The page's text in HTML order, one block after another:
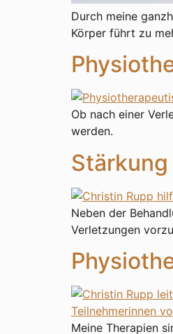
Durch meine
Körper führt zu
Ob nach einer
werden.
Neben der
Verletzungen
Meine Therapien